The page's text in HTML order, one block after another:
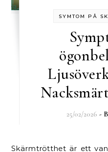
SYMTOM PÅ
25/02/2026 -
Skärmtrötthet är ett vanligt problem som många